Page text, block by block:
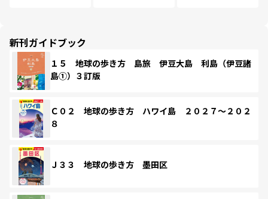
新刊ガイドブック
１５ 地球の歩き方 島旅 伊豆大島 利島（伊豆諸
島①）３訂版
Ｃ０２ 地球の歩き方 ハワイ島 ２０２７～２０２
８
Ｊ３３ 地球の歩き方 墨田区